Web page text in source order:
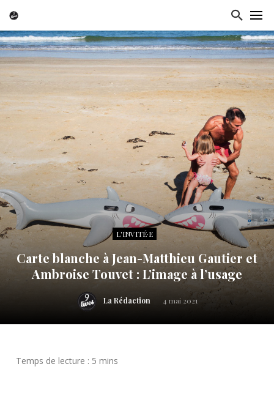
L'INVITÉ·E
Carte blanche à Jean-Matthieu Gautier et
Ambroise Touvet : L’image à l’usage
La Rédaction 4 mai 2021